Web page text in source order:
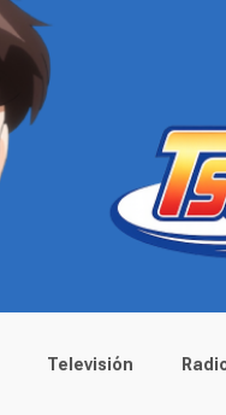
Televisión